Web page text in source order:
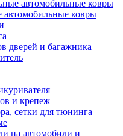
автомобильные ковры
ковры
дверей и багажника
и крепеж
сетки для тюнинга
на автомобили и